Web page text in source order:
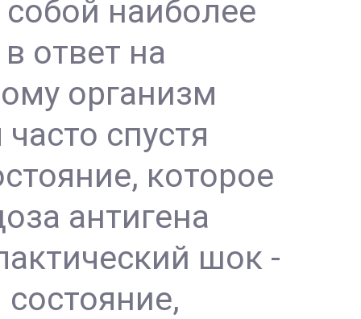
наиболее
ответ на
организм
спустя
которое
антигена
шок -